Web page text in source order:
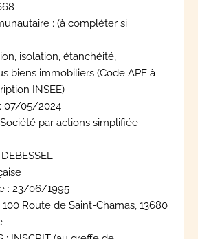
: (à compléter si
isolation, étanchéité,
biens immobiliers (Code APE à
INSEE)
07/05/2024
par actions simplifiée
: 23/06/1995
Route de Saint-Chamas, 13680